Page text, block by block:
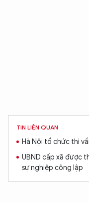
TIN LIÊN QUAN
Hà Nội tổ chức thi
UBND cấp xã được
sự nghiệp công lập